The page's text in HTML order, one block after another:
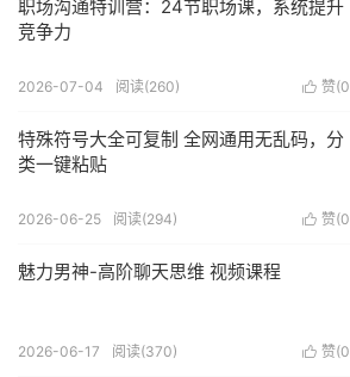
职场沟通特训营：24节职场课，系统提升
竞争力
 赞(0
2026-07-04 阅读(260)
特殊符号大全可复制 全网通用无乱码，分
类一键粘贴
 赞(0
2026-06-25 阅读(294)
魅力男神-高阶聊天思维 视频课程
 赞(0
2026-06-17 阅读(370)